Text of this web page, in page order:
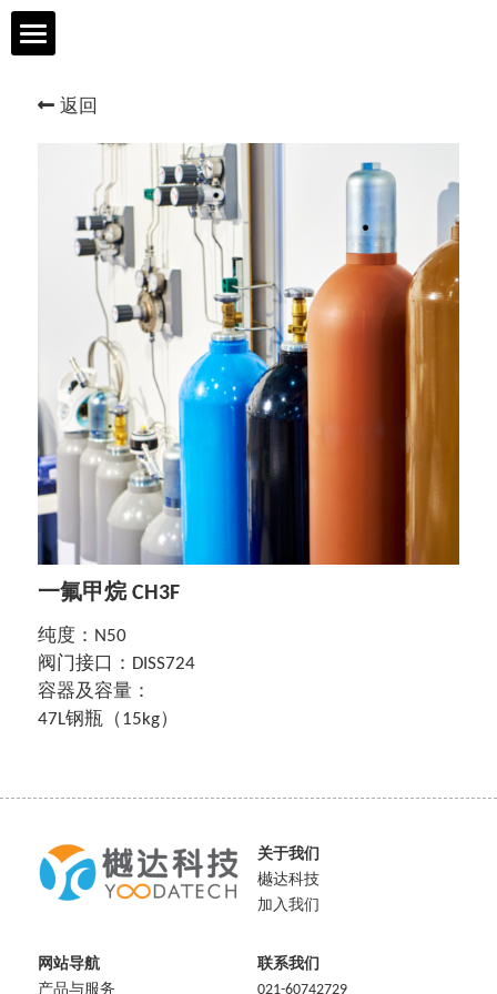
产品与服务
研发与技术
安全与品质
人才与发展
联系我们
返回
一氟甲烷 CH3F
纯度：N50
阀门接口：DISS724
容器及容量：
47L钢瓶（15kg）
关于我们
樾达科技
加入我们
网站导航
产品与服务
联系我们
021-60742729